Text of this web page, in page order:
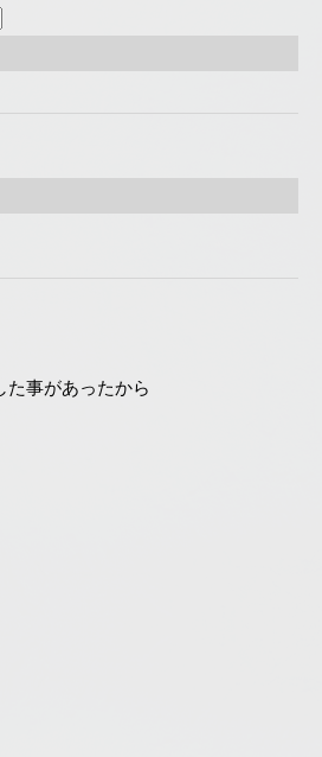
た事があったから